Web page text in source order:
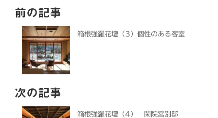
前の記事
箱根強羅花壇（3）個性のある客室
次の記事
箱根強羅花壇（4） 閑院宮別邸